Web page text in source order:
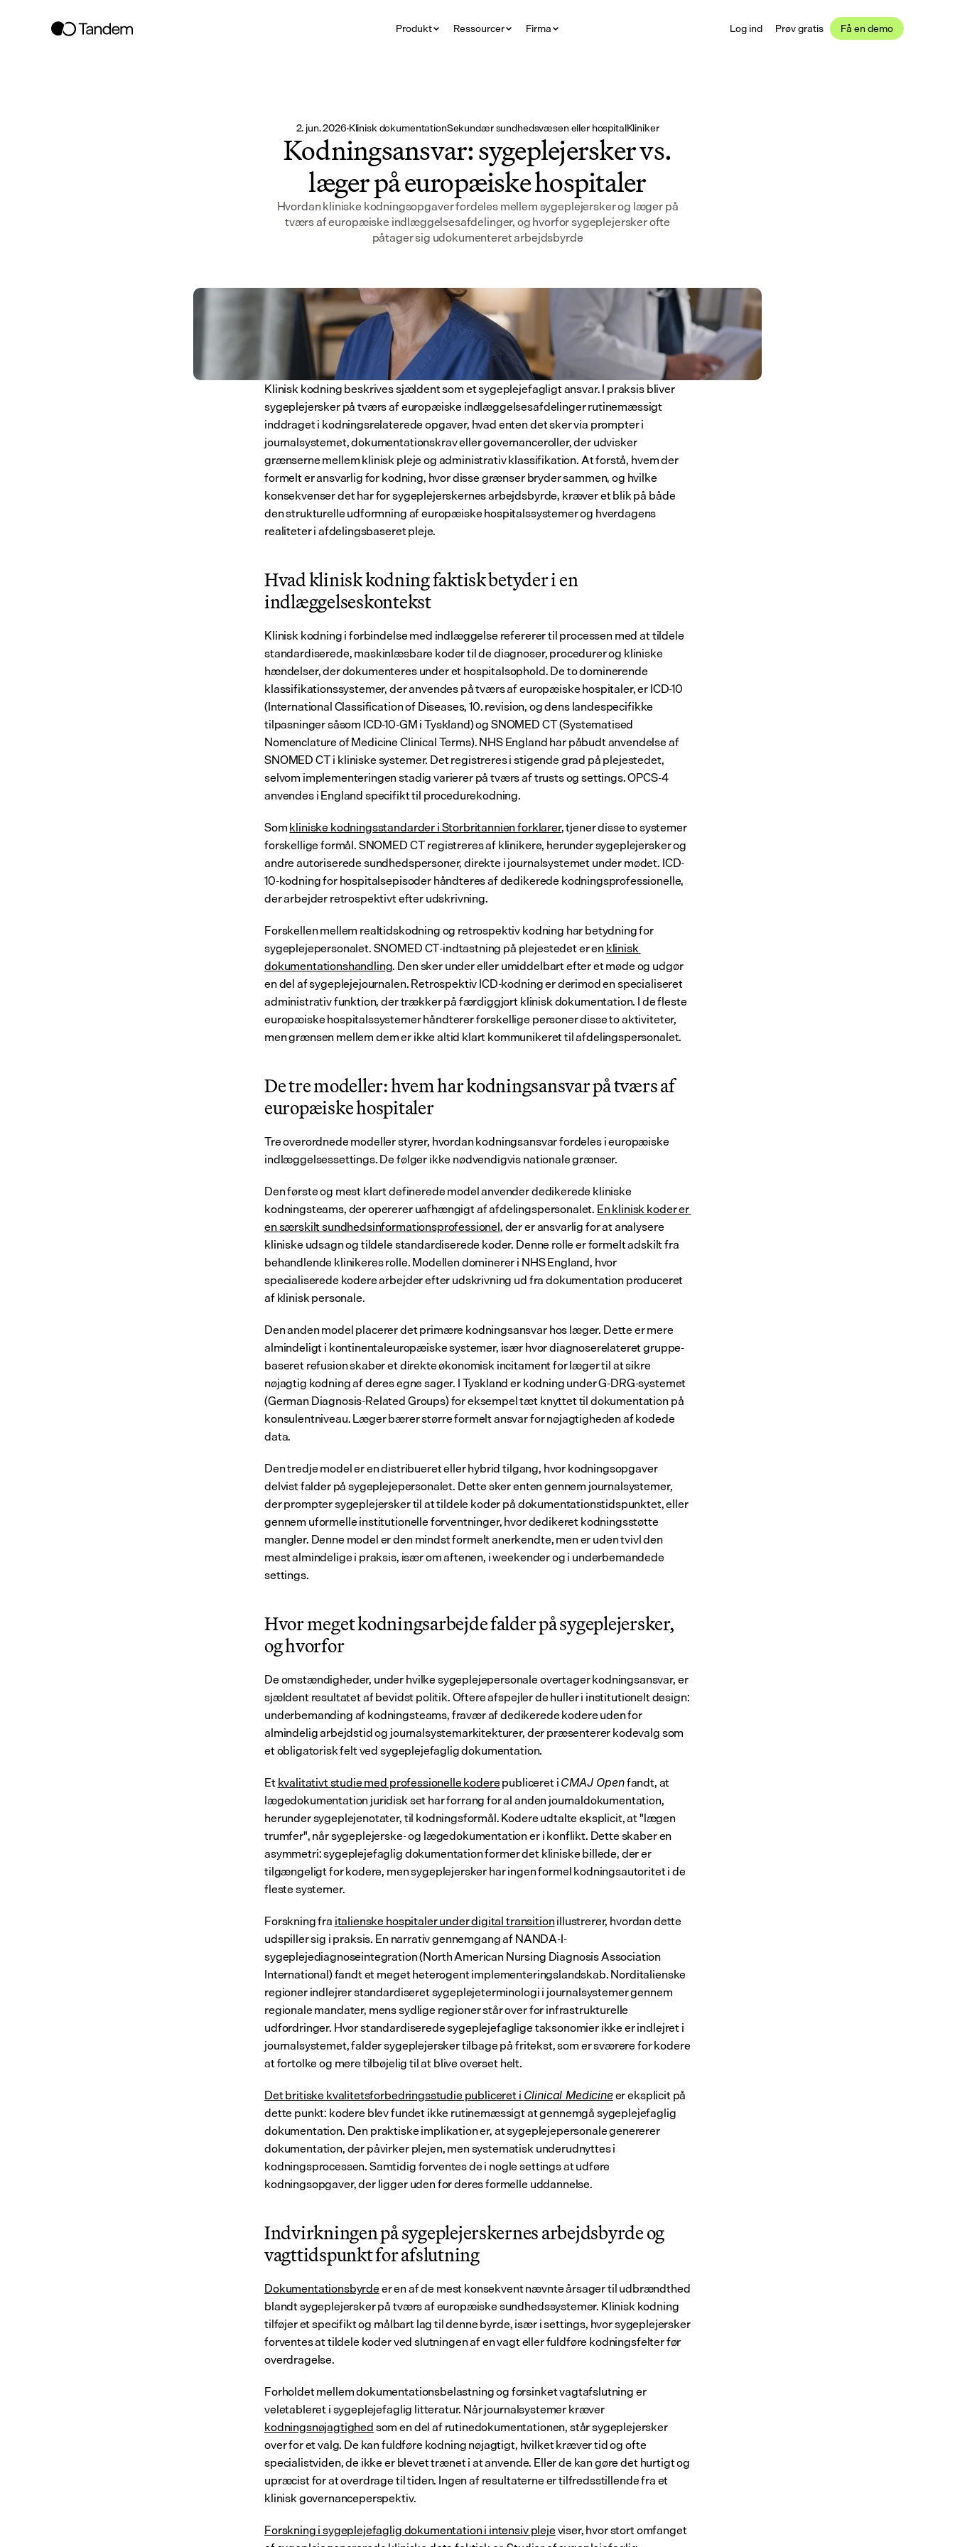
Produkt Ressourcer Firma Log ind Prøv gratis Få en demo
2. jun. 2026·Klinisk dokumentationSekundær sundhedsvæsen eller hospitalKliniker
Kodningsansvar: sygeplejersker vs.
læger på europæiske hospitaler
Hvordan kliniske kodningsopgaver fordeles mellem sygeplejersker og læger på
tværs af europæiske indlæggelsesafdelinger, og hvorfor sygeplejersker ofte
påtager sig udokumenteret arbejdsbyrde
Klinisk kodning beskrives sjældent som et sygeplejefagligt ansvar. I praksis bliver
sygeplejersker på tværs af europæiske indlæggelsesafdelinger rutinemæssigt
inddraget i kodningsrelaterede opgaver, hvad enten det sker via prompter i
journalsystemet, dokumentationskrav eller governanceroller, der udvisker
grænserne mellem klinisk pleje og administrativ klassifikation. At forstå, hvem der
formelt er ansvarlig for kodning, hvor disse grænser bryder sammen, og hvilke
konsekvenser det har for sygeplejerskernes arbejdsbyrde, kræver et blik på både
den strukturelle udformning af europæiske hospitalssystemer og hverdagens
realiteter i afdelingsbaseret pleje.
Hvad klinisk kodning faktisk betyder i en
indlæggelseskontekst
Klinisk kodning i forbindelse med indlæggelse refererer til processen med at tildele
standardiserede, maskinlæsbare koder til de diagnoser, procedurer og kliniske
hændelser, der dokumenteres under et hospitalsophold. De to dominerende
klassifikationssystemer, der anvendes på tværs af europæiske hospitaler, er ICD-10
(International Classification of Diseases, 10. revision, og dens landespecifikke
tilpasninger såsom ICD-10-GM i Tyskland) og SNOMED CT (Systematised
Nomenclature of Medicine Clinical Terms). NHS England har påbudt anvendelse af
SNOMED CT i kliniske systemer. Det registreres i stigende grad på plejestedet,
selvom implementeringen stadig varierer på tværs af trusts og settings. OPCS-4
anvendes i England specifikt til procedurekodning.
Som kliniske kodningsstandarder i Storbritannien forklarer, tjener disse to systemer
forskellige formål. SNOMED CT registreres af klinikere, herunder sygeplejersker og
andre autoriserede sundhedspersoner, direkte i journalsystemet under mødet. ICD-
10-kodning for hospitalsepisoder håndteres af dedikerede kodningsprofessionelle,
der arbejder retrospektivt efter udskrivning.
Forskellen mellem realtidskodning og retrospektiv kodning har betydning for
sygeplejepersonalet. SNOMED CT-indtastning på plejestedet er en klinisk
dokumentationshandling. Den sker under eller umiddelbart efter et møde og udgør
en del af sygeplejejournalen. Retrospektiv ICD-kodning er derimod en specialiseret
administrativ funktion, der trækker på færdiggjort klinisk dokumentation. I de fleste
europæiske hospitalssystemer håndterer forskellige personer disse to aktiviteter,
men grænsen mellem dem er ikke altid klart kommunikeret til afdelingspersonalet.
De tre modeller: hvem har kodningsansvar på tværs af
europæiske hospitaler
Tre overordnede modeller styrer, hvordan kodningsansvar fordeles i europæiske
indlæggelsessettings. De følger ikke nødvendigvis nationale grænser.
Den første og mest klart definerede model anvender dedikerede kliniske
kodningsteams, der opererer uafhængigt af afdelingspersonalet. En klinisk koder er
en særskilt sundhedsinformationsprofessionel, der er ansvarlig for at analysere
kliniske udsagn og tildele standardiserede koder. Denne rolle er formelt adskilt fra
behandlende klinikeres rolle. Modellen dominerer i NHS England, hvor
specialiserede kodere arbejder efter udskrivning ud fra dokumentation produceret
af klinisk personale.
Den anden model placerer det primære kodningsansvar hos læger. Dette er mere
almindeligt i kontinentaleuropæiske systemer, især hvor diagnoserelateret gruppe-
baseret refusion skaber et direkte økonomisk incitament for læger til at sikre
nøjagtig kodning af deres egne sager. I Tyskland er kodning under G-DRG-systemet
(German Diagnosis-Related Groups) for eksempel tæt knyttet til dokumentation på
konsulentniveau. Læger bærer større formelt ansvar for nøjagtigheden af kodede
data.
Den tredje model er en distribueret eller hybrid tilgang, hvor kodningsopgaver
delvist falder på sygeplejepersonalet. Dette sker enten gennem journalsystemer,
der prompter sygeplejersker til at tildele koder på dokumentationstidspunktet, eller
gennem uformelle institutionelle forventninger, hvor dedikeret kodningsstøtte
mangler. Denne model er den mindst formelt anerkendte, men er uden tvivl den
mest almindelige i praksis, især om aftenen, i weekender og i underbemandede
settings.
Hvor meget kodningsarbejde falder på sygeplejersker,
og hvorfor
De omstændigheder, under hvilke sygeplejepersonale overtager kodningsansvar, er
sjældent resultatet af bevidst politik. Oftere afspejler de huller i institutionelt design:
underbemanding af kodningsteams, fravær af dedikerede kodere uden for
almindelig arbejdstid og journalsystemarkitekturer, der præsenterer kodevalg som
et obligatorisk felt ved sygeplejefaglig dokumentation.
Et kvalitativt studie med professionelle kodere publiceret i CMAJ Open fandt, at
lægedokumentation juridisk set har forrang for al anden journaldokumentation,
herunder sygeplejenotater, til kodningsformål. Kodere udtalte eksplicit, at "lægen
trumfer", når sygeplejerske- og lægedokumentation er i konflikt. Dette skaber en
asymmetri: sygeplejefaglig dokumentation former det kliniske billede, der er
tilgængeligt for kodere, men sygeplejersker har ingen formel kodningsautoritet i de
fleste systemer.
Forskning fra italienske hospitaler under digital transition illustrerer, hvordan dette
udspiller sig i praksis. En narrativ gennemgang af NANDA-I-
sygeplejediagnoseintegration (North American Nursing Diagnosis Association
International) fandt et meget heterogent implementeringslandskab. Norditalienske
regioner indlejrer standardiseret sygeplejeterminologi i journalsystemer gennem
regionale mandater, mens sydlige regioner står over for infrastrukturelle
udfordringer. Hvor standardiserede sygeplejefaglige taksonomier ikke er indlejret i
journalsystemet, falder sygeplejersker tilbage på fritekst, som er sværere for kodere
at fortolke og mere tilbøjelig til at blive overset helt.
Det britiske kvalitetsforbedringsstudie publiceret i Clinical Medicine er eksplicit på
dette punkt: kodere blev fundet ikke rutinemæssigt at gennemgå sygeplejefaglig
dokumentation. Den praktiske implikation er, at sygeplejepersonale genererer
dokumentation, der påvirker plejen, men systematisk underudnyttes i
kodningsprocessen. Samtidig forventes de i nogle settings at udføre
kodningsopgaver, der ligger uden for deres formelle uddannelse.
Indvirkningen på sygeplejerskernes arbejdsbyrde og
vagttidspunkt for afslutning
Dokumentationsbyrde er en af de mest konsekvent nævnte årsager til udbrændthed
blandt sygeplejersker på tværs af europæiske sundhedssystemer. Klinisk kodning
tilføjer et specifikt og målbart lag til denne byrde, især i settings, hvor sygeplejersker
forventes at tildele koder ved slutningen af en vagt eller fuldføre kodningsfelter før
overdragelse.
Forholdet mellem dokumentationsbelastning og forsinket vagtafslutning er
veletableret i sygeplejefaglig litteratur. Når journalsystemer kræver
kodningsnøjagtighed som en del af rutinedokumentationen, står sygeplejersker
over for et valg. De kan fuldføre kodning nøjagtigt, hvilket kræver tid og ofte
specialistviden, de ikke er blevet trænet i at anvende. Eller de kan gøre det hurtigt og
upræcist for at overdrage til tiden. Ingen af resultaterne er tilfredsstillende fra et
klinisk governanceperspektiv.
Forskning i sygeplejefaglig dokumentation i intensiv pleje viser, hvor stort omfanget